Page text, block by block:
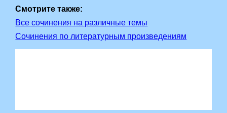
Смотрите также:
Все сочинения на различные темы
Сочинения по литературным произведениям